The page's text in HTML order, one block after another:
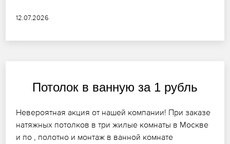
12.07.2026
Потолок в ванную за 1 рубль
Невероятная акция от нашей компании! При заказе
натяжных потолков в три жилые комнаты в Москве
и по , полотно и монтаж в ванной комнате